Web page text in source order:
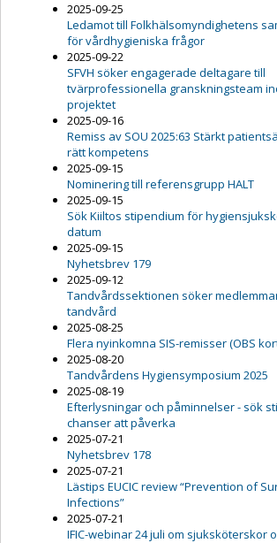
2025-09-25
Ledamot till Folkhälsomyndighetens
för vårdhygieniska frågor
2025-09-22
SFVH söker engagerade deltagare till
tvärprofessionella granskningsteam
projektet
2025-09-16
Remiss av SOU 2025:63 Stärkt
rätt kompetens
2025-09-15
Nominering till referensgrupp HALT
2025-09-15
Sök Kiiltos stipendium för
datum
2025-09-15
Nyhetsbrev 179
2025-09-12
Tandvårdssektionen söker
tandvård
2025-08-25
Flera nyinkomna SIS-remisser (OBS
2025-08-20
Tandvårdens Hygiensymposium 2025
2025-08-19
Efterlysningar och påminnelser - sök
chanser att påverka
2025-07-21
Nyhetsbrev 178
2025-07-21
Lästips EUCIC review “Prevention of
Infections”
2025-07-21
IFIC-webinar 24 juli om sjuksköterskor